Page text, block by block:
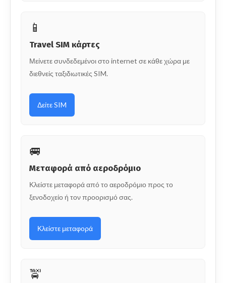
📱
Travel SIM κάρτες
Μείνετε συνδεδεμένοι στο internet σε κάθε χώρα με
διεθνείς ταξιδιωτικές SIM.
Δείτε SIM
🚐
Μεταφορά από αεροδρόμιο
Κλείστε μεταφορά από το αεροδρόμιο προς το
ξενοδοχείο ή τον προορισμό σας.
Κλείστε μεταφορά
🚖